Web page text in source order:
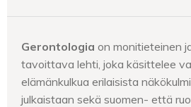
Gerontologia on monitieteinen
tavoittava lehti, joka käsittelee
elämänkulkua erilaisista
julkaistaan sekä suomen- että